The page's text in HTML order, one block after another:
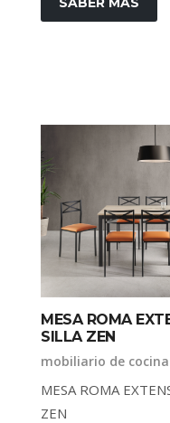
MESA ROMA
SILLA ZEN
mobiliario de cocina
MESA ROMA
ZEN